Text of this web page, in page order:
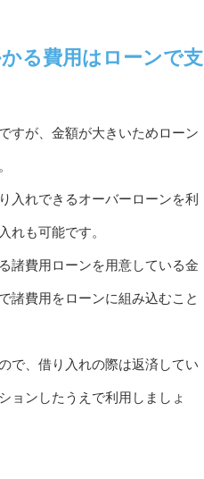
る費用はローンで支
すが、金額が大きいためローン
入れできるオーバーローンを利
れも可能です。
諸費用ローンを用意している金
諸費用をローンに組み込むこと
で、借り入れの際は返済してい
ョンしたうえで利用しましょ